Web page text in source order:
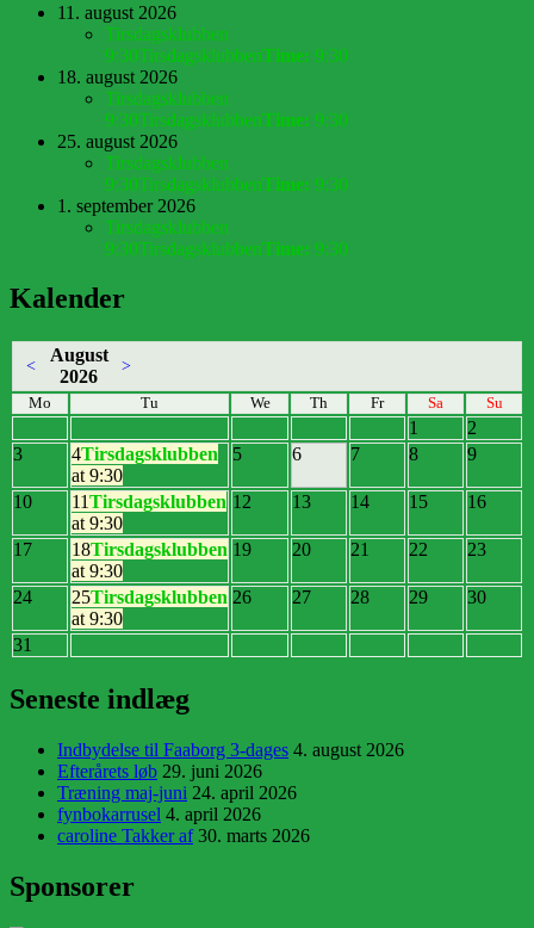
11. august 2026
Tirsdagsklubben
9:30TirsdagsklubbenTime: 9:30
18. august 2026
Tirsdagsklubben
9:30TirsdagsklubbenTime: 9:30
25. august 2026
Tirsdagsklubben
9:30TirsdagsklubbenTime: 9:30
1. september 2026
Tirsdagsklubben
9:30TirsdagsklubbenTime: 9:30
Kalender
<
August
2026
>
Mo Tu We Th Fr Sa Su
1
2
3
4Tirsdagsklubben
at 9:30
5 6 7 8 9
10 11Tirsdagsklubben
at 9:30
12 13 14 15 16
17 18Tirsdagsklubben
at 9:30
19 20 21 22 23
24 25Tirsdagsklubben
at 9:30
26 27 28 29 30
31
Seneste indlæg
Indbydelse til Faaborg 3-dages 4. august 2026
Efterårets løb 29. juni 2026
Træning maj-juni 24. april 2026
fynbokarrusel 4. april 2026
caroline Takker af 30. marts 2026
Sponsorer